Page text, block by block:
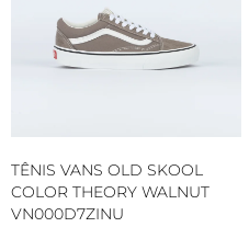
TÊNIS VANS OLD SKOOL
COLOR THEORY WALNUT
VN000D7ZINU